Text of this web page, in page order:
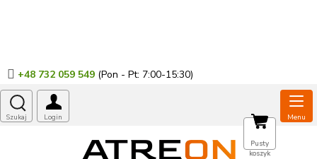
+48 732 059 549
KOSZYK
Pusty
koszyk